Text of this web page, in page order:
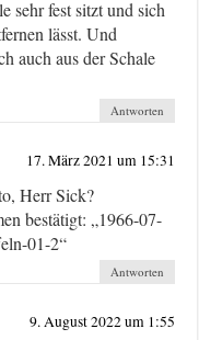
sehr fest sitzt und sich
lässt. Und
auch aus der Schale
Antworten
17. März 2021 um 15:31
Herr Sick?
bestätigt: „1966-07-
01-2“
Antworten
9. August 2022 um 1:55